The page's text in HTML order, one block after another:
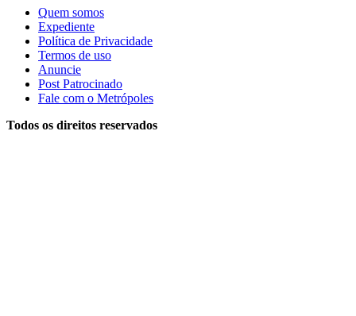
Quem somos
Expediente
Política de Privacidade
Termos de uso
Anuncie
Post Patrocinado
Fale com o Metrópoles
Todos os direitos reservados